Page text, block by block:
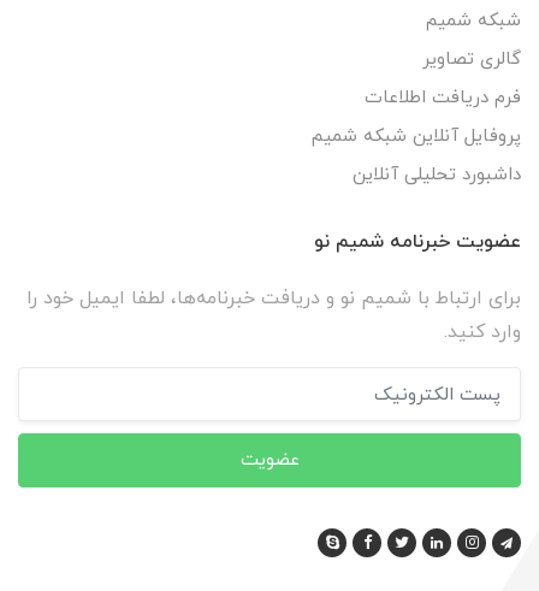
شبکه شمیم
گالری تصاویر
فرم دریافت اطلاعات
پروفایل آنلاین شبکه شمیم
داشبورد تحلیلی آنلاین
عضویت خبرنامه شمیم نو
برای ارتباط با شمیم نو و دریافت خبرنامه‌ها، لطفا ایمیل خود را
وارد کنید.
عضویت